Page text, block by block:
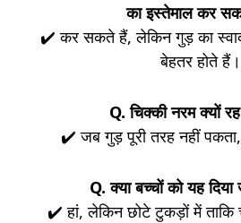
का इस्तेमाल कर
✔️ कर सकते हैं, लेकिन गुड़ का
बेहतर होते हैं।
Q. चिक्की नरम क्यों
✔️ जब गुड़ पूरी तरह नहीं पकता,
Q. क्या बच्चों को यह
✔️ हां, लेकिन छोटे टुकड़ों में ताकि